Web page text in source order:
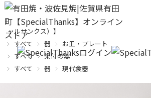
産直！有田焼、波佐見焼オンラインショップ【
ャルサンクス）】
すべて
器
お皿・プレート
すべて
染付の器
すべて
器 現代食器